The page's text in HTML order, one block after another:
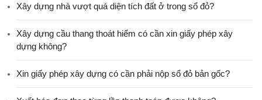
Xây dựng nhà vượt quá diện tích đất ở trong sổ đỏ?
Xây dựng cầu thang thoát hiểm có cần xin giấy phép xây
dựng không?
Xin giấy phép xây dựng có cần phải nộp sổ đỏ bản gốc?